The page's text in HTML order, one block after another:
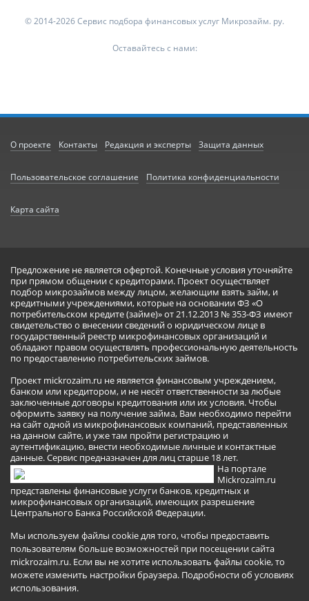
© 2014-2026 Сервис подбора финансовых услуг Микрозайм. ру.
Оставайтесь с нами:
О проекте Контакты Редакция и эксперты Защита данных
Пользовательское соглашение Политика конфиденциальности
Карта сайта
Предложение не является офертой. Конечные условия уточняйте
при прямом общении с кредиторами. Проект осуществляет
подбор микрозаймов между лицом, желающим взять займ, и
кредитными учреждениями, которые на основании ФЗ «О
потребительском кредите (займе)» от 21.12.2013 № 353-ФЗ имеют
свидетельство о внесении сведений о юридическом лице в
государственный реестр микрофинансовых организаций и
обладают правом осуществлять профессиональную деятельность
по предоставлению потребительских займов.
Проект mickrozaim.ru не является финансовым учреждением,
банком или кредитором, и не несёт ответственности за любые
заключенные договоры кредитования или их условия. Чтобы
оформить заявку на получение займа, Вам необходимо перейти
на сайт одной из микрофинансовых компаний, представленных
на данном сайте, и уже там пройти регистрацию и
аутентификацию, внести необходимые личные и контактные
данные. Сервис предназначен для лиц старше 18 лет.
На портале
Mickrozaim.ru
представлены финансовые услуги банков, кредитных и
микрофинансовых организаций, имеющих разрешение
Центрального Банка Российской Федерации.
Мы используем файлы cookie для того, чтобы предоставить
пользователям больше возможностей при посещении сайта
mickrozaim.ru. Если вы не хотите использовать файлы cookie, то
можете изменить настройки браузера. Подробности об условиях
использования.